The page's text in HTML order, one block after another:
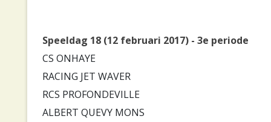
Speeldag 18 (12 februari 2017) - 3e periode
CS ONHAYE
RACING JET WAVER
RCS PROFONDEVILLE
ALBERT QUEVY MONS